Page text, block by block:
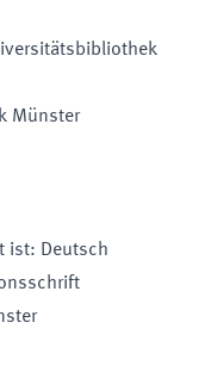
Münster
ist: Deutsch